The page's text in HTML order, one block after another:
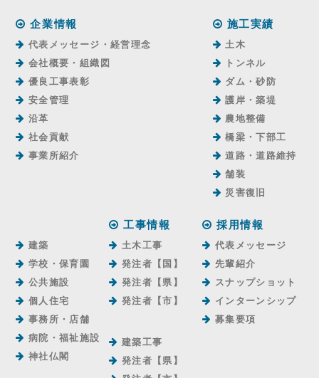
企業情報
代表メッセージ・経営理念
会社概要・組織図
優良工事表彰
安全管理
沿革
社会貢献
事業所紹介
施工実績
土木
トンネル
ダム・砂防
護岸・築堤
農地整備
橋梁・下部工
道路・道路維持
舗装
災害復旧
建築
学校・保育園
公共施設
個人住宅
事務所・店舗
病院・福祉施設
神社仏閣
工事情報
土木工事
発注者【国】
発注者【県】
発注者【市】
建築工事
発注者【県】
採用情報
代表メッセージ
先輩紹介
スナップショット
インターンシップ
募集要項